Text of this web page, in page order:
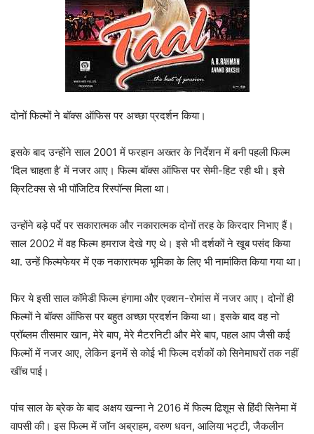
दोनों फिल्मों ने बॉक्स ऑफिस पर अच्छा प्रदर्शन किया।
इसके बाद उन्होंने साल 2001 में फरहान अख्तर के निर्देशन में बनी पहली फिल्म
‘दिल चाहता है’ में नजर आए। फिल्म बॉक्स ऑफिस पर सेमी-हिट रही थी। इसे
क्रिटिक्स से भी पॉजिटिव रिस्पॉन्स मिला था।
उन्होंने बड़े पर्दे पर सकारात्मक और नकारात्मक दोनों तरह के किरदार निभाए हैं।
साल 2002 में वह फिल्म हमराज देखे गए थे। इसे भी दर्शकों ने खूब पसंद किया
था. उन्हें फिल्मफेयर में एक नकारात्मक भूमिका के लिए भी नामांकित किया गया था।
फिर ये इसी साल कॉमेडी फिल्म हंगामा और एक्शन-रोमांस में नजर आए। दोनों ही
फिल्मों ने बॉक्स ऑफिस पर बहुत अच्छा प्रदर्शन किया था। इसके बाद वह नो
प्रॉब्लम तीसमार खान, मेरे बाप, मेरे मैटरनिटी और मेरे बाप, पहल आप जैसी कई
फिल्मों में नजर आए, लेकिन इनमें से कोई भी फिल्म दर्शकों को सिनेमाघरों तक नहीं
खींच पाई।
पांच साल के ब्रेक के बाद अक्षय खन्ना ने 2016 में फिल्म ढिशूम से हिंदी सिनेमा में
वापसी की। इस फिल्म में जॉन अब्राहम, वरुण धवन, आलिया भट्टी, जैकलीन